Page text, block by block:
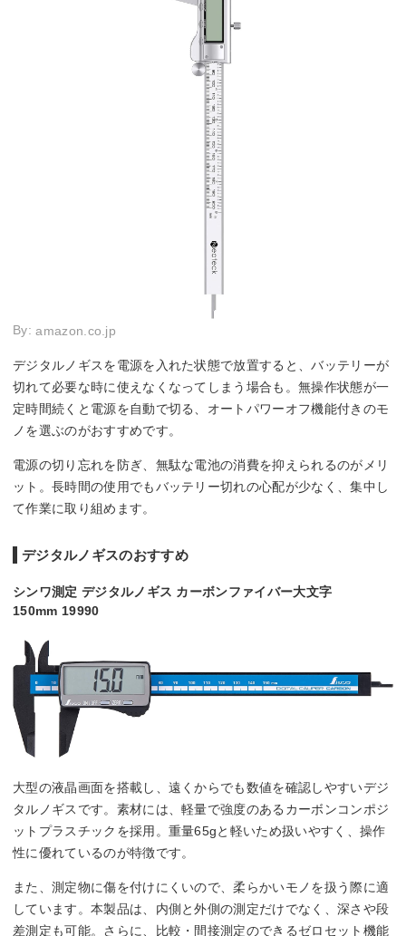
By:amazon.co.jp
デジタルノギスを電源を入れた状態で放置すると、バッテリーが
切れて必要な時に使えなくなってしまう場合も。無操作状態が一
定時間続くと電源を自動で切る、オートパワーオフ機能付きのモ
ノを選ぶのがおすすめです。
電源の切り忘れを防ぎ、無駄な電池の消費を抑えられるのがメリ
ット。長時間の使用でもバッテリー切れの心配が少なく、集中し
て作業に取り組めます。
デジタルノギスのおすすめ
シンワ測定 デジタルノギス カーボンファイバー大文字
150mm 19990
大型の液晶画面を搭載し、遠くからでも数値を確認しやすいデジ
タルノギスです。素材には、軽量で強度のあるカーボンコンポジ
ットプラスチックを採用。重量65gと軽いため扱いやすく、操作
性に優れているのが特徴です。
また、測定物に傷を付けにくいので、柔らかいモノを扱う際に適
しています。本製品は、内側と外側の測定だけでなく、深さや段
差測定も可能。さらに、比較・間接測定のできるゼロセット機能